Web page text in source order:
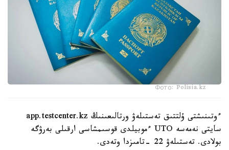
Фото: Polisia.kz
ءوتىنىشتى ۇلتتىق تەستىلەۋ ورتالىعىنىڭ app.testcenter.kz
سايتى نەمەسە UTO ءموبيلدى قوسىمشاسى ارقىلى بەرۋگە
بولادى. تەستىلەۋ 22 -تامىزدا وتەدى.